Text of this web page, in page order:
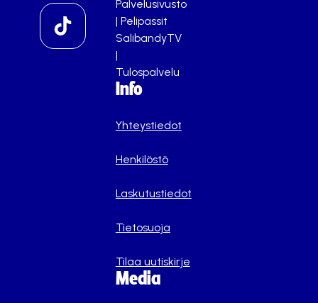
Palvelusivusto
| Pelipassit
SalibandyTV
|
Tulospalvelu
Info
Yhteystiedot
Henkilöstö
Laskutustiedot
Tietosuoja
Tilaa uutiskirje
Media